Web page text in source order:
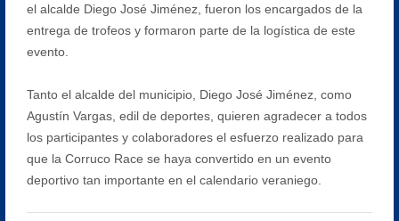
el alcalde Diego José Jiménez, fueron los encargados de la
entrega de trofeos y formaron parte de la logística de este
evento.
Tanto el alcalde del municipio, Diego José Jiménez, como
Agustín Vargas, edil de deportes, quieren agradecer a todos
los participantes y colaboradores el esfuerzo realizado para
que la Corruco Race se haya convertido en un evento
deportivo tan importante en el calendario veraniego.